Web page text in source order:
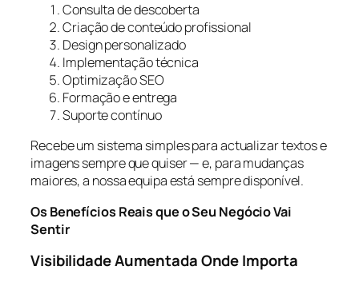
Consulta de descoberta
Criação de conteúdo profissional
Design personalizado
Implementação técnica
Optimização SEO
Formação e entrega
Suporte contínuo
Recebe um sistema simples para actualizar textos e
imagens sempre que quiser — e, para mudanças
maiores, a nossa equipa está sempre disponível.
Os Benefícios Reais que o Seu Negócio Vai
Sentir
Visibilidade Aumentada Onde Importa